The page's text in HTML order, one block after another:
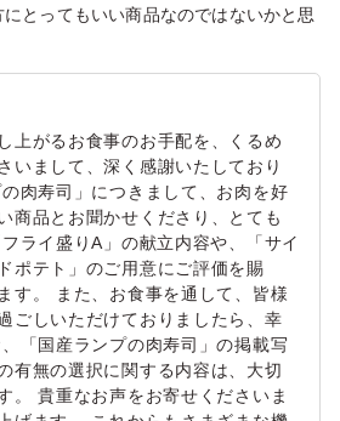
とってもいい商品なのではないかと思
上がるお食事のお手配を、くるめ
いまして、深く感謝いたしており
肉寿司」につきまして、お肉を好
商品とお聞かせくださり、とても
ライ盛りA」の献立内容や、「サイ
ポテト」のご用意にご評価を賜
す。 また、お食事を通して、皆様
ごしいただけておりましたら、幸
「国産ランプの肉寿司」の掲載写
有無の選択に関する内容は、大切
。 貴重なお声をお寄せくださいま